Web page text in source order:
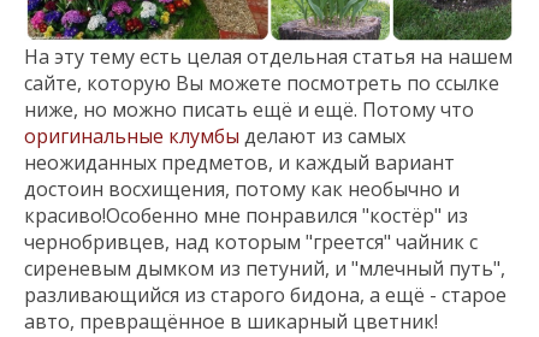
На эту тему есть целая отдельная статья на нашем
сайте, которую Вы можете посмотреть по ссылке
ниже, но можно писать ещё и ещё. Потому что
оригинальные клумбы делают из самых
неожиданных предметов, и каждый вариант
достоин восхищения, потому как необычно и
красиво!Особенно мне понравился "костёр" из
чернобривцев, над которым "греется" чайник с
сиреневым дымком из петуний, и "млечный путь",
разливающийся из старого бидона, а ещё - старое
авто, превращённое в шикарный цветник!